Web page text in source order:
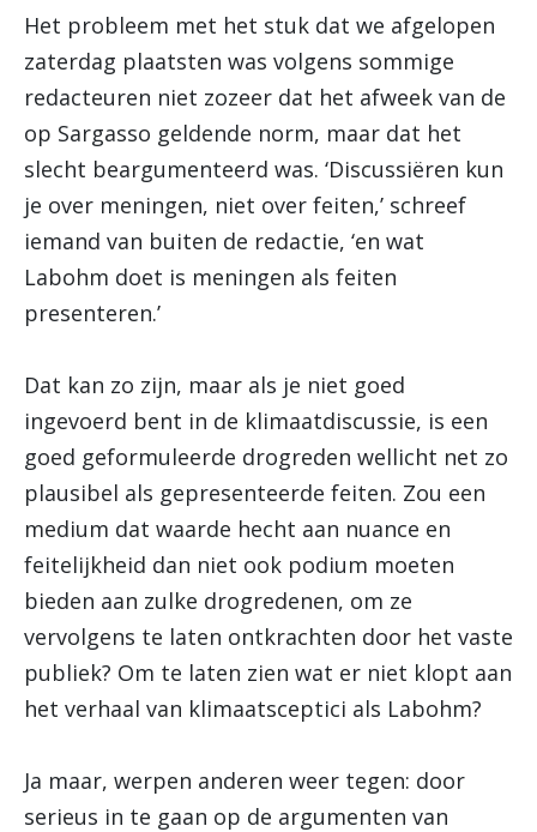
Het probleem met het stuk dat we afgelopen
zaterdag plaatsten was volgens sommige
redacteuren niet zozeer dat het afweek van de
op Sargasso geldende norm, maar dat het
slecht beargumenteerd was. ‘Discussiëren kun
je over meningen, niet over feiten,’ schreef
iemand van buiten de redactie, ‘en wat
Labohm doet is meningen als feiten
presenteren.’
Dat kan zo zijn, maar als je niet goed
ingevoerd bent in de klimaatdiscussie, is een
goed geformuleerde drogreden wellicht net zo
plausibel als gepresenteerde feiten. Zou een
medium dat waarde hecht aan nuance en
feitelijkheid dan niet ook podium moeten
bieden aan zulke drogredenen, om ze
vervolgens te laten ontkrachten door het vaste
publiek? Om te laten zien wat er niet klopt aan
het verhaal van klimaatsceptici als Labohm?
Ja maar, werpen anderen weer tegen: door
serieus in te gaan op de argumenten van